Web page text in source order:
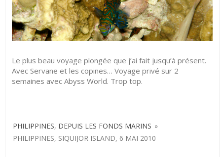
Le plus beau voyage plongée que j’ai fait jusqu’à présent.
Avec Servane et les copines… Voyage privé sur 2
semaines avec Abyss World. Trop top.
PHILIPPINES, DEPUIS LES FONDS MARINS »
PHILIPPINES, SIQUIJOR ISLAND, 6 MAI 2010